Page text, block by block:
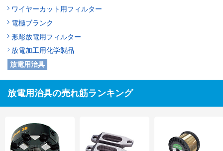
ワイヤーカット用フィルター
電極ブランク
形彫放電用フィルター
放電加工用化学製品
放電用治具
放電用治具の売れ筋ランキング